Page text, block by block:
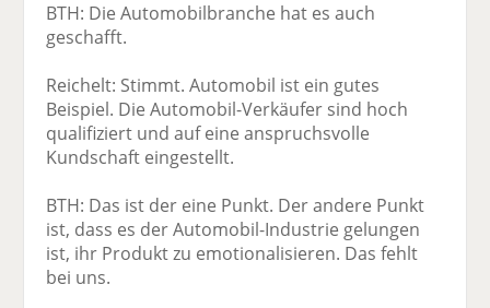
BTH: Die Automobilbranche hat es auch
geschafft.
Reichelt: Stimmt. Automobil ist ein gutes
Beispiel. Die Automobil-Verkäufer sind hoch
qualifiziert und auf eine anspruchsvolle
Kundschaft eingestellt.
BTH: Das ist der eine Punkt. Der andere Punkt
ist, dass es der Automobil-Industrie gelungen
ist, ihr Produkt zu emotionalisieren. Das fehlt
bei uns.